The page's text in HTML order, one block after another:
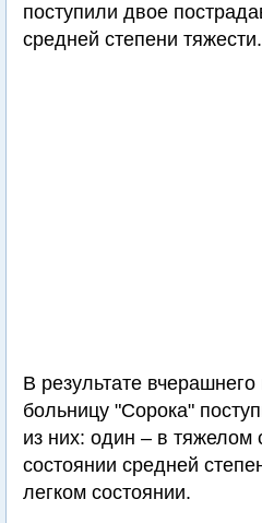
поступили двое
средней степени тяжести.
В результате
больницу "Сорока"
из них: один – в тяжелом
состоянии средней
легком состоянии.